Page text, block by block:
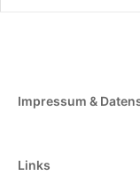
Impressum &
Links